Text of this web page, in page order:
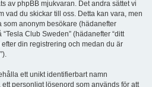
av phpBB mjukvaran. Det andra sättet vi
vad du skickar till oss. Detta kan vara, men
anonym besökare (hädanefter
Club Sweden” (hädanefter “ditt
din registrering och medan du är
ett unikt identifierbart namn
ett personligt lösenord som används för att